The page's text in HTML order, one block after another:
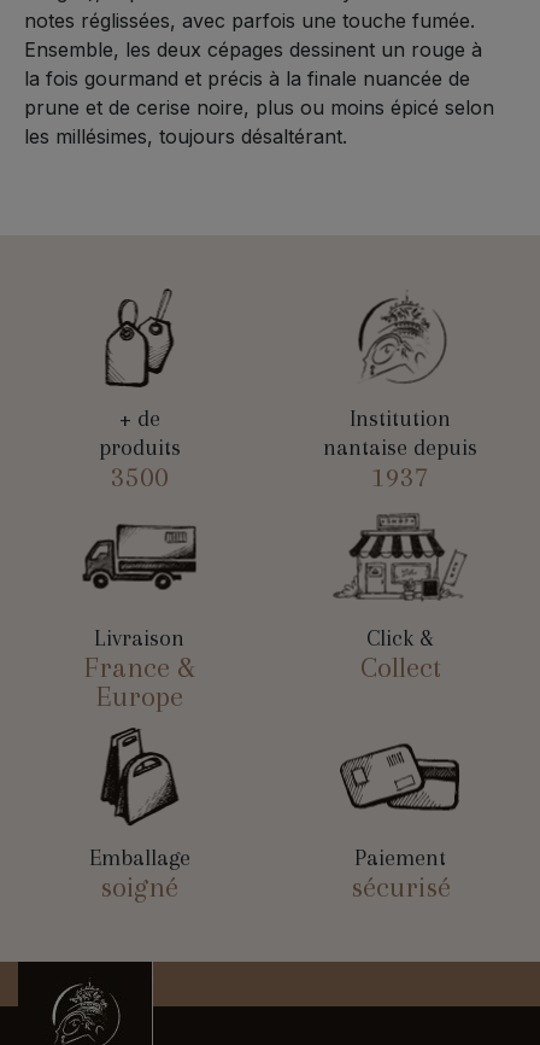
notes réglissées, avec parfois une touche fumée.
Ensemble, les deux cépages dessinent un rouge à
la fois gourmand et précis à la finale nuancée de
prune et de cerise noire, plus ou moins épicé selon
les millésimes, toujours désaltérant.
+ de
produits
3500
Institution
nantaise depuis
1937
Livraison
France &
Europe
Click &
Collect
Emballage
soigné
Paiement
sécurisé